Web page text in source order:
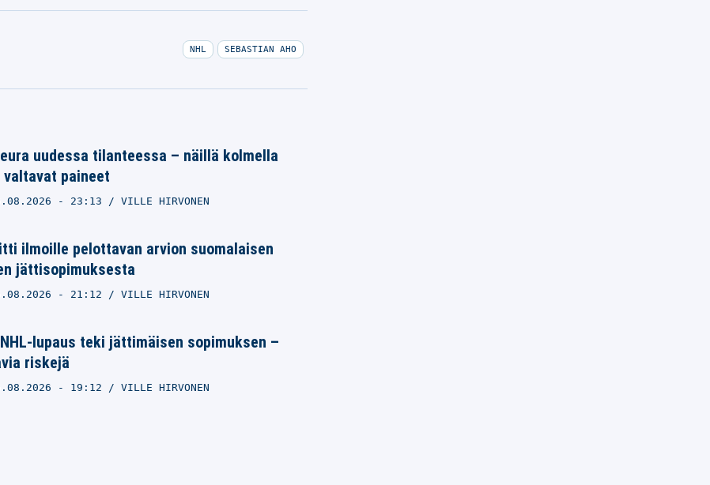
NHL SEBASTIAN AHO
uudessa tilanteessa – näillä kolmella
paineet
- 23:13 VILLE HIRVONEN
ilmoille pelottavan arvion suomalaisen
jättisopimuksesta
- 21:12 VILLE HIRVONEN
lupaus teki jättimäisen sopimuksen –
riskejä
- 19:12 VILLE HIRVONEN